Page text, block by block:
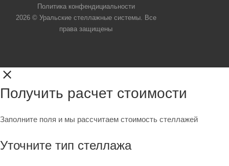
Политика конфендициальности
2026 © Уральские стеллажные системы. Все
права защищены
Получить расчет стоимости
Заполните поля и мы рассчитаем стоимость стеллажей
Уточните тип стеллажа